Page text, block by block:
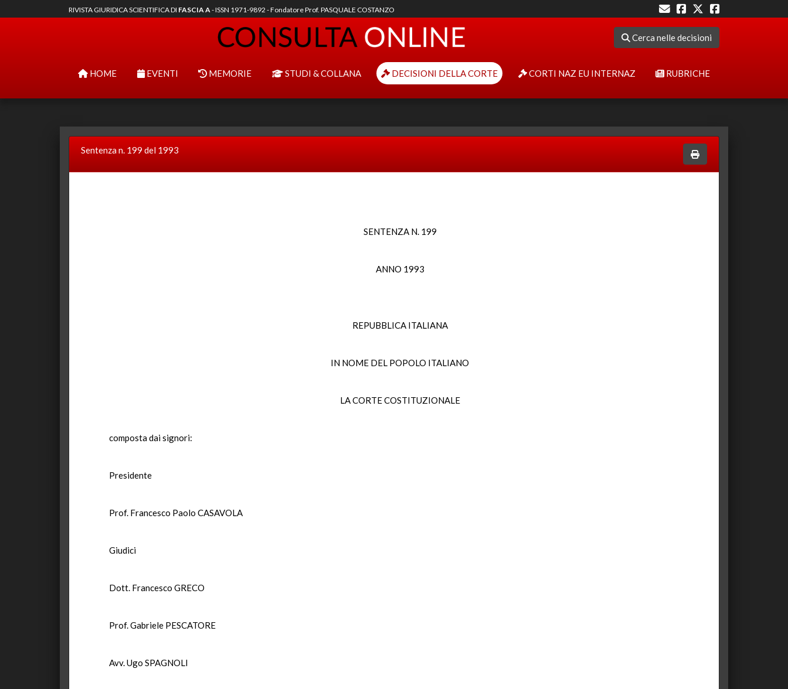
RIVISTA GIURIDICA SCIENTIFICA DI FASCIA A- ISSN 1971-9892 - Fondatore Prof. PASQUALE COSTANZO
Cerca nelle decisioni
HOME EVENTI MEMORIE STUDI & COLLANA DECISIONI DELLA CORTE CORTI NAZ EU INTERNAZ RUBRICHE
Sentenza n. 199 del 1993
SENTENZA N. 199
ANNO 1993
REPUBBLICA ITALIANA
IN NOME DEL POPOLO ITALIANO
LA CORTE COSTITUZIONALE
composta dai signori:
Presidente
Prof. Francesco Paolo CASAVOLA
Giudici
Dott. Francesco GRECO
Prof. Gabriele PESCATORE
Avv. Ugo SPAGNOLI